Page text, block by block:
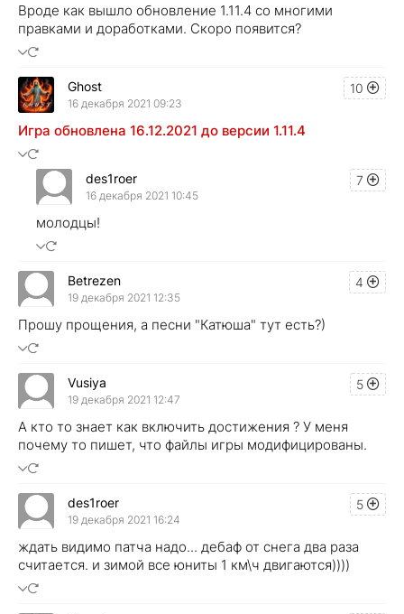
Вроде как вышло обновление 1.11.4 со многими
правками и доработками. Скоро появится?
10
Ghost
16 декабря 2021 09:23
Игра обновлена 16.12.2021 до версии 1.11.4
7
des1roer
16 декабря 2021 10:45
молодцы!
4
Betrezen
19 декабря 2021 12:35
Прошу прощения, а песни "Катюша" тут есть?)
5
Vusiya
19 декабря 2021 12:47
А кто то знает как включить достижения ? У меня
почему то пишет, что файлы игры модифицированы.
5
des1roer
19 декабря 2021 16:24
ждать видимо патча надо... дебаф от снега два раза
считается. и зимой все юниты 1 км\ч двигаются))))